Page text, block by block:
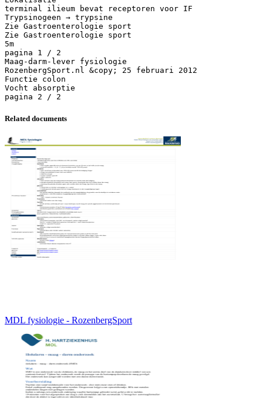
terminal ilieum bevat receptoren voor IF
Trypsinogeen → trypsine
Zie Gastroenterologie sport
Zie Gastroenterologie sport
5m
pagina 1 / 2
Maag-darm-lever fysiologie
RozenbergSport.nl &copy; 25 februari 2012
Functie colon
Vocht absorptie
Related documents
MDL fysiologie - RozenbergSport